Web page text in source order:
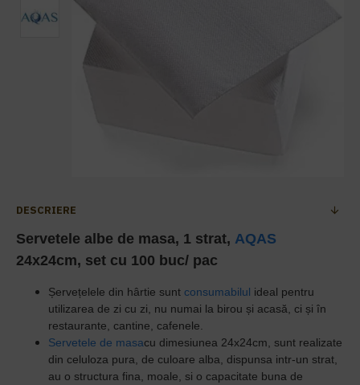
DESCRIERE
Servetele albe de masa, 1 strat, AQAS
24x24cm, set cu 100 buc/ pac
Șervețelele din hârtie sunt consumabilul ideal pentru
utilizarea de zi cu zi, nu numai la birou și acasă, ci și în
restaurante, cantine, cafenele.
Servetele de masacu dimesiunea 24x24cm, sunt realizate
din celuloza pura, de culoare alba, dispunsa intr-un strat,
au o structura fina, moale, si o capacitate buna de